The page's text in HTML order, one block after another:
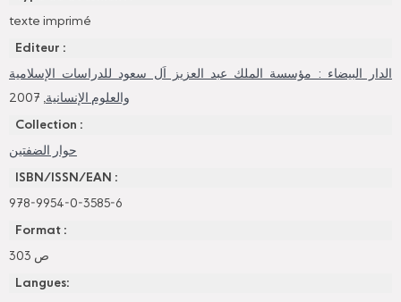
texte imprimé
Editeur :
الدار البيضاء : مؤسسة الملك عبد العزيز اَل سعود للدراسات الإسلامية
والعلوم الإنسانية, 2007
Collection :
حوار الضفتين
ISBN/ISSN/EAN :
978-9954-0-3585-6
Format :
303 ص
Langues: